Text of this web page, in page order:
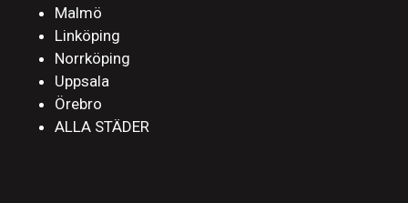
Malmö
Linköping
Norrköping
Uppsala
Örebro
ALLA STÄDER